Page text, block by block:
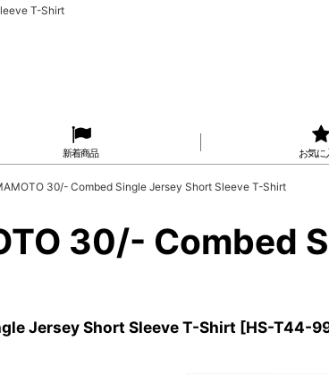
T-Shirt
新着商品 お気に
30/- Combed Single Jersey Short Sleeve T-Shirt
30/- Combed
Jersey Short Sleeve T-Shirt [HS-T44-